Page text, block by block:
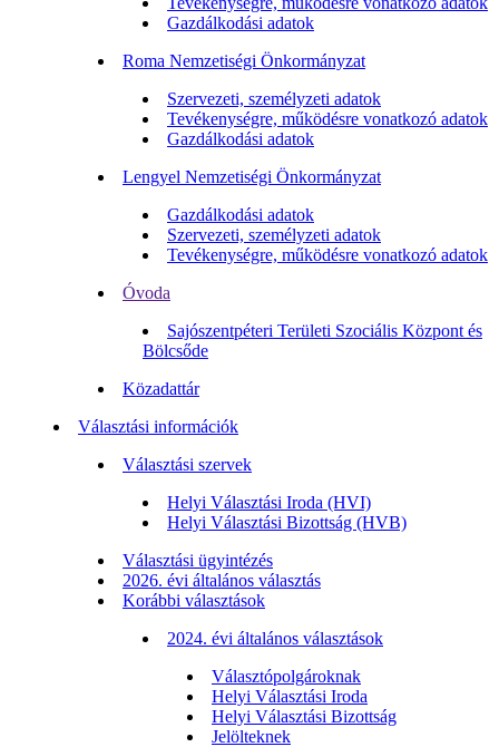
Gazdálkodási adatok
Roma Nemzetiségi Önkormányzat
Szervezeti, személyzeti adatok
Tevékenységre, működésre vonatkozó adatok
Gazdálkodási adatok
Lengyel Nemzetiségi Önkormányzat
Gazdálkodási adatok
Szervezeti, személyzeti adatok
Tevékenységre, működésre vonatkozó adatok
Óvoda
Sajószentpéteri Területi Szociális Központ és
Bölcsőde
Közadattár
Választási információk
Választási szervek
Helyi Választási Iroda (HVI)
Helyi Választási Bizottság (HVB)
Választási ügyintézés
2026. évi általános választás
Korábbi választások
2024. évi általános választások
Választópolgároknak
Helyi Választási Iroda
Helyi Választási Bizottság
Jelölteknek